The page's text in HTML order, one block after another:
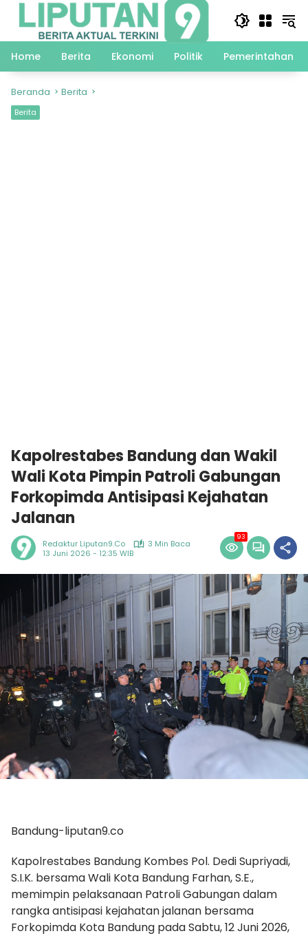
Langsung
Home
Berita Ekonomi Politik Pemerintahan
Beranda Berita
Berita
Kapolrestabes Bandung dan Wakil
Wali Kota Pimpin Patroli Gabungan
Forkopimda Antisipasi Kejahatan
Jalanan
Redaktur Liputan9.co
3 Min Baca
13 Juni 2026 - 12:35 WIB
93
Bandung-liputan9.co
Kapolrestabes Bandung Kombes Pol. Dedi Supriyadi,
S.I.K. bersama Wali Kota Bandung Farhan, S.E.,
memimpin pelaksanaan Patroli Gabungan dalam
rangka antisipasi kejahatan jalanan bersama
Forkopimda Kota Bandung pada Sabtu, 12 Juni 2026,